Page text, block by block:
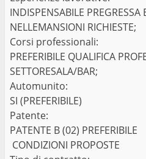
INDISPENSABILE PREGRESSA
NELLEMANSIONI RICHIESTE;
Corsi professionali:
PREFERIBILE QUALIFICA
SETTORESALA/BAR;
Automunito:
SI (PREFERIBILE)
Patente:
PATENTE B (02) PREFERIBILE
CONDIZIONI PROPOSTE